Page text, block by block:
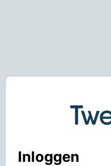
Inloggen